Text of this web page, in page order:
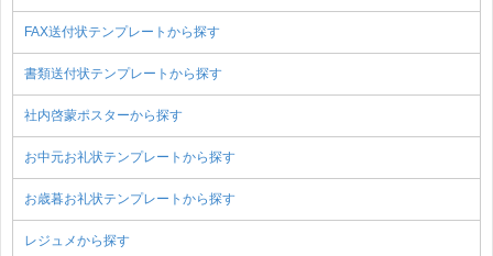
FAX送付状テンプレートから探す
書類送付状テンプレートから探す
社内啓蒙ポスターから探す
お中元お礼状テンプレートから探す
お歳暮お礼状テンプレートから探す
レジュメから探す